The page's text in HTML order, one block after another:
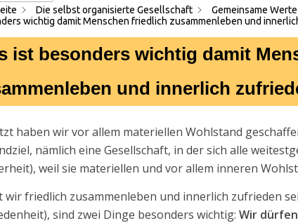
Die selbst organisierte Gesellschaft Gemeinsame
wichtig damit Menschen friedlich zusammenleben und
ist besonders wichtig damit
und innerlich
haben wir vor allem materiellen Wohlstand
nämlich eine Gesellschaft, in der sich alle
weil sie materiellen und vor allem inneren
wir friedlich zusammenleben und innerlich zufrieden
sind zwei Dinge besonders wichtig: Wir